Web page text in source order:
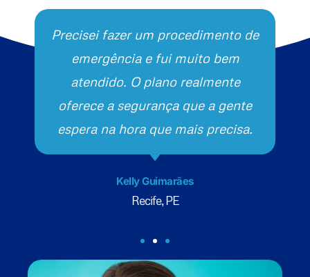
Precisei fazer um procedimento de
emergência e fui muito bem
atendido. O plano realmente
oferece a segurança que a gente
espera na hora que mais precisa.
Kelly Guimarães
Recife, PE